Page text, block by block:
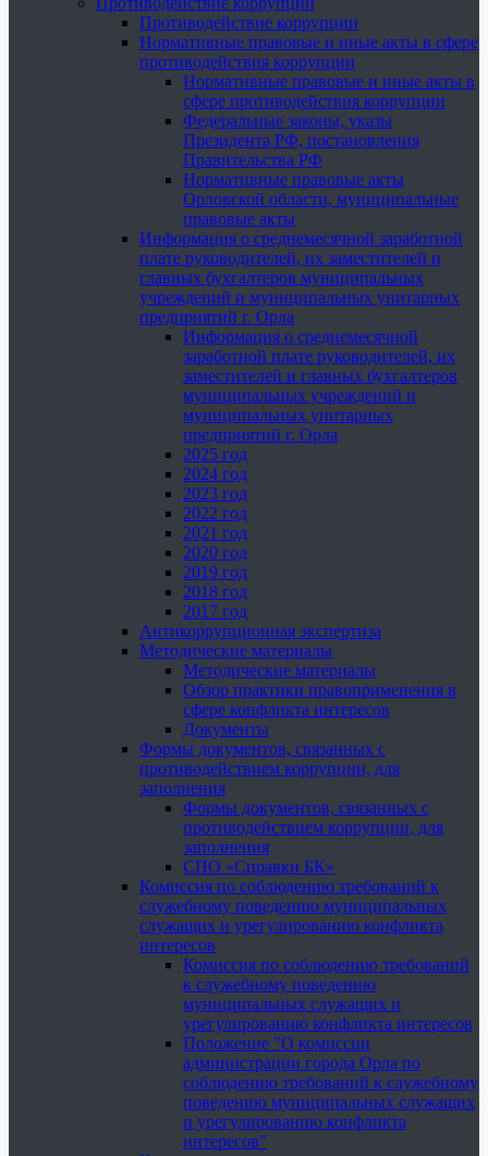
Противодействие коррупции
Нормативные правовые и иные акты в сфере
противодействия коррупции
Нормативные правовые и иные акты в
сфере противодействия коррупции
Федеральные законы, указы
Президента РФ, постановления
Правительства РФ
Нормативные правовые акты
Орловской области, муниципальные
правовые акты
Информация о среднемесячной заработной
плате руководителей, их заместителей и
главных бухгалтеров муниципальных
учреждений и муниципальных унитарных
предприятий г. Орла
Информация о среднемесячной
заработной плате руководителей, их
заместителей и главных бухгалтеров
муниципальных учреждений и
муниципальных унитарных
предприятий г. Орла
2025 год
2024 год
2023 год
2022 год
2021 год
2020 год
2019 год
2018 год
2017 год
Антикоррупционная экспертиза
Методические материалы
Методические материалы
Обзор практики правоприменения в
сфере конфликта интересов
Документы
Формы документов, связанных с
противодействием коррупции, для
заполнения
Формы документов, связанных с
противодействием коррупции, для
заполнения
СПО «Справки БК»
Комиссия по соблюдению требований к
служебному поведению муниципальных
служащих и урегулированию конфликта
интересов
Комиссия по соблюдению требований
к служебному поведению
муниципальных служащих и
урегулированию конфликта интересов
Положение "О комиссии
администрации города Орла по
соблюдению требований к служебному
поведению муниципальных служащих
и урегулированию конфликта
интересов"